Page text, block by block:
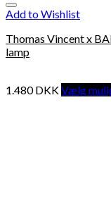
Add to Wishlist
Thomas Vincent x
lamp
1.480DKKVælg